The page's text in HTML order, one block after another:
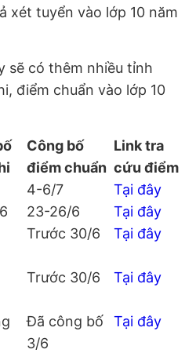
xét tuyển vào lớp 10 năm
sẽ có thêm nhiều tỉnh
điểm chuẩn vào lớp 10
Công bố
điểm chuẩn
Link tra
cứu điểm
4-6/7
Tại đây
23-26/6
Tại đây
Trước 30/6 Tại đây
Trước 30/6 Tại đây
Đã công bố
3/6
Tại đây